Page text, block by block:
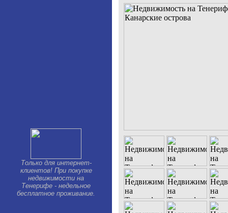
Только для интернет-
клиентов! При покупке
недвижимости на
Тенерифе - недельное
бесплатное проживание.